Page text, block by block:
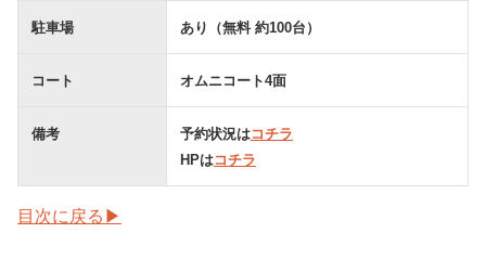
駐車場 あり（無料 約100台）
コート オムニコート4面
備考 予約状況はコチラ
HPはコチラ
目次に戻る▶